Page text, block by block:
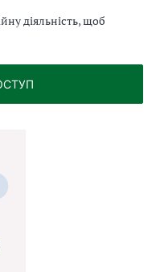
діяльність, щоб